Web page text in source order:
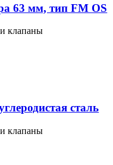
63 мм, тип FM OS
клапаны
сталь
клапаны